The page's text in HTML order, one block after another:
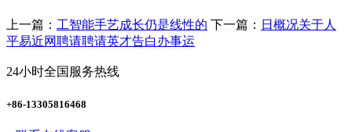
上一篇： 工智能手艺成长仍是线性的 下一篇： 日概况关于人
平易近网聘请聘请英才告白办事运
24小时全国服务热线
+86-13305816468